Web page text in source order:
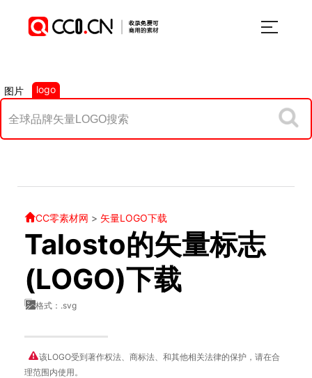
图片 logo
CC零素材网 > 矢量LOGO下载
Talosto的矢量标志
(LOGO)下载
格式：.svg
该LOGO受到著作权法、商标法、和其他相关法律的保护，请在合
理范围内使用。